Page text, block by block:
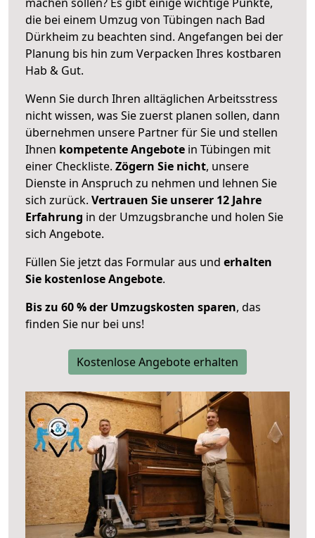
die bei einem Umzug von Tübingen nach Bad
Dürkheim zu beachten sind. Angefangen bei der
Planung bis hin zum Verpacken Ihres kostbaren
Hab & Gut.
Wenn Sie durch Ihren alltäglichen Arbeitsstress
nicht wissen, was Sie zuerst planen sollen, dann
übernehmen unsere Partner für Sie und stellen
Ihnen kompetente Angebote in Tübingen mit
einer Checkliste. Zögern Sie nicht, unsere
Dienste in Anspruch zu nehmen und lehnen Sie
sich zurück. Vertrauen Sie unserer 12 Jahre
Erfahrung in der Umzugsbranche und holen Sie
sich Angebote.
Füllen Sie jetzt das Formular aus und erhalten
Sie kostenlose Angebote.
Bis zu 60 % der Umzugskosten sparen, das
finden Sie nur bei uns!
Kostenlose Angebote erhalten